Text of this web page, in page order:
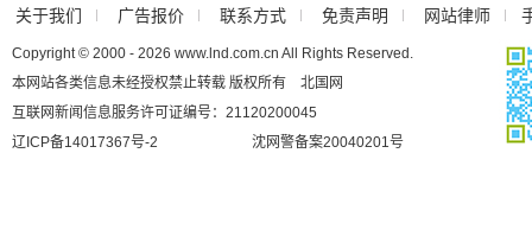
关于我们 广告报价 联系方式 免责声明 网站律师
Copyright © 2000 - 2026 www.lnd.com.cn All Rights Reserved.
本网站各类信息未经授权禁止转载 版权所有 北国网
互联网新闻信息服务许可证编号：21120200045
辽ICP备14017367号-2
沈网警备案20040201号